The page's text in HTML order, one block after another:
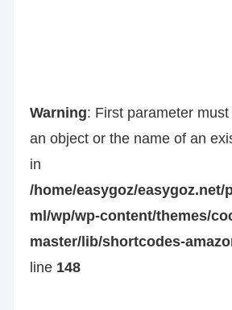
Warning: First parameter
an object or the name of an
in
/home/easygoz/easygoz.net/
ml/wp/wp-content/themes/
master/lib/shortcodes-
line 148